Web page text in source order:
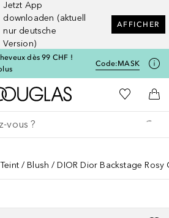
Jetzt App
downloaden (aktuell
nur deutsche
Version)
AFFICHER
dès 99 CHF !
Code:MASK
Vers l'accueil Douglas
Vers Ma
Teint Blush DIOR Dior Backstage Rosy